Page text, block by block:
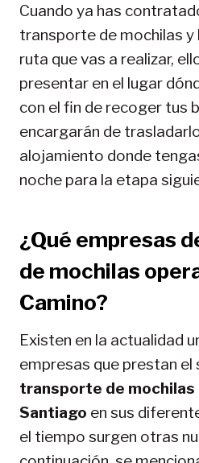
Cuando ya has
transporte de mochilas y
ruta que vas a realizar,
presentar en el lugar
con el fin de recoger tus
encargarán de
alojamiento donde
noche para la etapa
¿Qué empresas
de mochilas
Camino?
Existen en la actualidad
empresas que prestan el
transporte de mochilas
Santiago en sus
el tiempo surgen otras